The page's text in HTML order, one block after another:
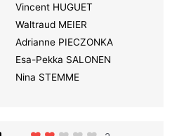
Vincent HUGUET
Waltraud MEIER
Adrianne PIECZONKA
Esa-Pekka SALONEN
Nina STEMME